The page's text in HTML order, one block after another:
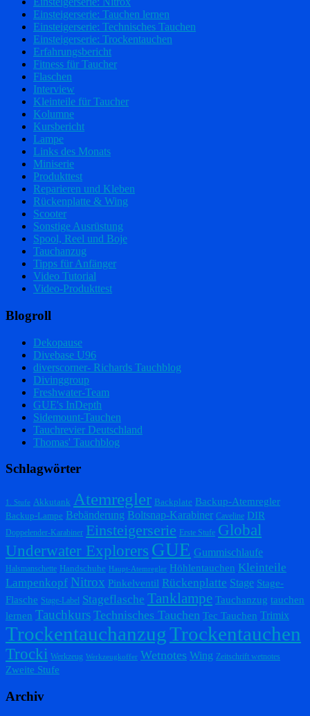
Einsteigerserie: Tauchen lernen
Einsteigerserie: Technisches Tauchen
Einsteigerserie: Trockentauchen
Erfahrungsbericht
Fitness für Taucher
Flaschen
Interview
Kleinteile für Taucher
Kolumne
Kursbericht
Lampe
Links des Monats
Miniserie
Produkttest
Reparieren und Kleben
Rückenplatte & Wing
Scooter
Sonstige Ausrüstung
Spool, Reel und Boje
Tauchanzug
Tipps für Anfänger
Video Tutorial
Video-Produkttest
Blogroll
Dekopause
Divebase U96
diverscorner- Richards Tauchblog
Divinggroup
Freshwater-Team
GUE's InDepth
Sidemount-Tauchen
Tauchrevier Deutschland
Thomas' Tauchblog
Schlagwörter
1. Stufe Akkutank Atemregler Backplate Backup-Atemregler
Backup-Lampe Bebänderung Boltsnap-Karabiner Caveline DIR
Doppelender-Karabiner Einsteigerserie Erste Stufe Global
Underwater Explorers GUE Gummischlaufe
Halsmanschette Handschuhe Haupt-Atemregler Höhlentauchen Kleinteile
Lampenkopf Nitrox Pinkelventil Rückenplatte Stage Stage-
Flasche Stage-Label Stageflasche Tanklampe Tauchanzug tauchen
lernen Tauchkurs Technisches Tauchen Tec Tauchen Trimix
TrockentauchanzugTrockentauchen
Trocki Werkzeug Werkzeugkoffer Wetnotes Wing Zeitschrift wetnotes
Zweite Stufe
Archiv